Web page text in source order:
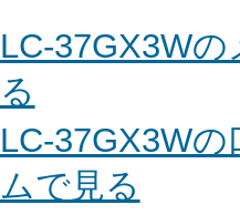
LC-37GX3W
る
LC-37GX3W
ムで見る